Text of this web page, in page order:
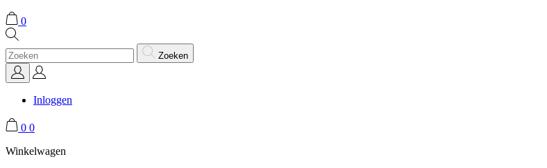
0
Zoeken
Inloggen
0 0
Winkelwagen